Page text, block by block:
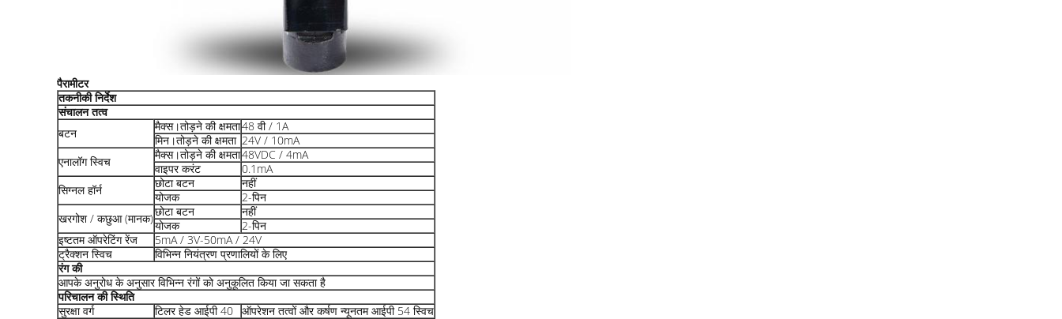
पैरामीटर
तकनीकी निर्देश
संचालन तत्व
बटन
मैक्स।तोड़ने की क्षमता48 वी / 1A
मिन।तोड़ने की क्षमता 24V / 10mA
एनालॉग स्विच
मैक्स।तोड़ने की क्षमता48VDC / 4mA
वाइपर करंट
0.1mA
सिग्नल हॉर्न
छोटा बटन
नहीं
योजक
2-पिन
खरगोश / कछुआ (मानक)छोटा बटन
नहीं
योजक
2-पिन
इष्टतम ऑपरेटिंग रेंज
5mA / 3V-50mA / 24V
ट्रैक्शन स्विच
विभिन्न नियंत्रण प्रणालियों के लिए
रंग की
आपके अनुरोध के अनुसार विभिन्न रंगों को अनुकूलित किया जा सकता है
परिचालन की स्थिति
सुरक्षा वर्ग
टिलर हेड आईपी 40 ऑपरेशन तत्वों और कर्षण न्यूनतम आईपी 54 स्विच